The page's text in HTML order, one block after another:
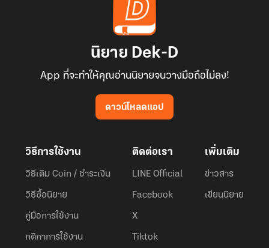
นิยาย Dek-D
App ที่จะทำให้คุณอ่านนิยายจนวางมือถือไม่ลง!
ดาวน์โหลดแอป
วิธีการใช้งาน
วิธีเติม Coin / ชำระเงิน
วิธีซื้อนิยาย
คู่มือการใช้งาน
กติกาการใช้งาน
ติดต่อเรา
LINE Official
Facebook
X
Tiktok
เพิ่มเติม
ข่าวสาร
เขียนนิยาย